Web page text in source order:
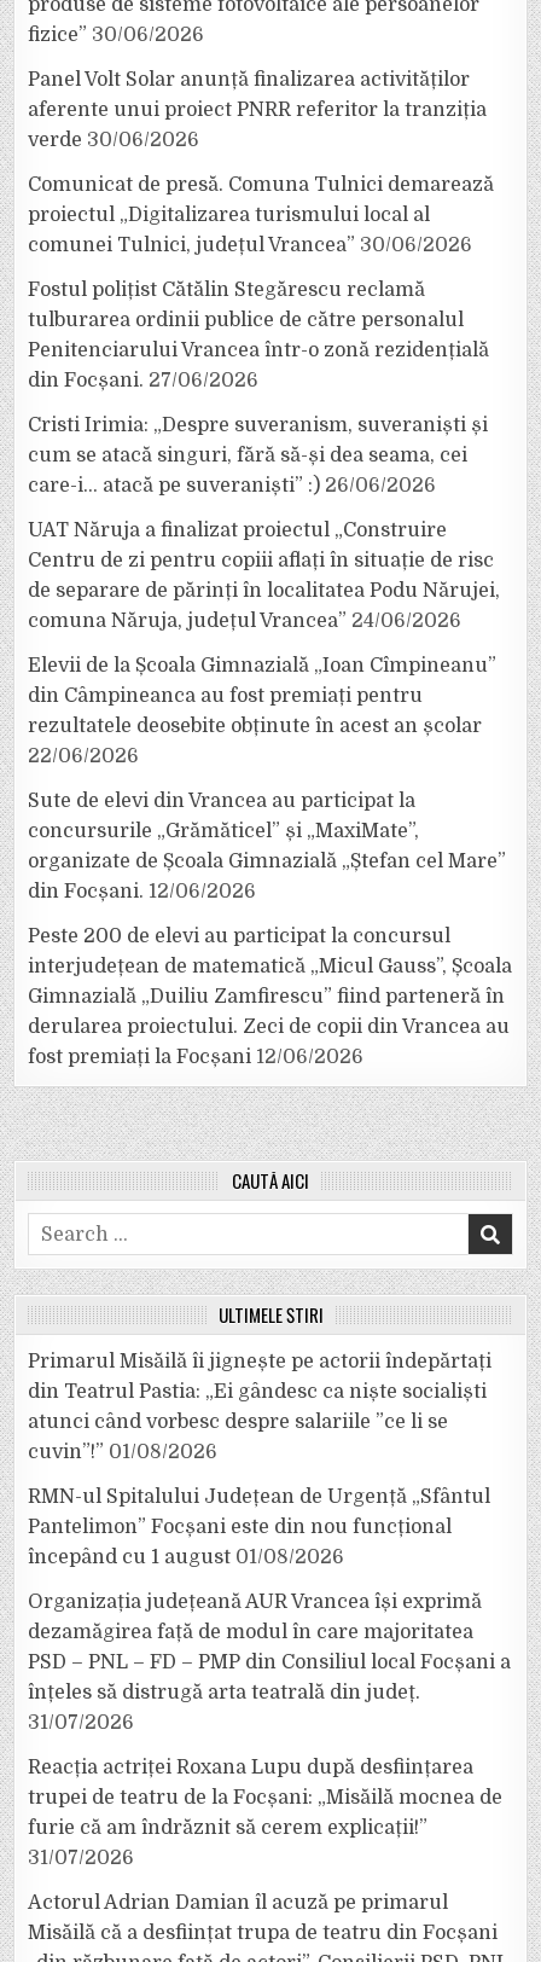
produse de sisteme fotovoltaice ale persoanelor
fizice” 30/06/2026
Panel Volt Solar anunță finalizarea activităților
aferente unui proiect PNRR referitor la tranziția
verde 30/06/2026
Comunicat de presă. Comuna Tulnici demarează
proiectul „Digitalizarea turismului local al
comunei Tulnici, județul Vrancea” 30/06/2026
Fostul polițist Cătălin Stegărescu reclamă
tulburarea ordinii publice de către personalul
Penitenciarului Vrancea într-o zonă rezidențială
din Focșani. 27/06/2026
Cristi Irimia: „Despre suveranism, suveraniști și
cum se atacă singuri, fără să-și dea seama, cei
care-i… atacă pe suveraniști” :) 26/06/2026
UAT Năruja a finalizat proiectul „Construire
Centru de zi pentru copiii aflați în situație de risc
de separare de părinți în localitatea Podu Nărujei,
comuna Năruja, județul Vrancea” 24/06/2026
Elevii de la Școala Gimnazială „Ioan Cîmpineanu”
din Câmpineanca au fost premiați pentru
rezultatele deosebite obținute în acest an școlar
22/06/2026
Sute de elevi din Vrancea au participat la
concursurile „Grămăticel” și „MaxiMate”,
organizate de Școala Gimnazială „Ștefan cel Mare”
din Focșani. 12/06/2026
Peste 200 de elevi au participat la concursul
interjudețean de matematică „Micul Gauss”, Școala
Gimnazială „Duiliu Zamfirescu” fiind parteneră în
derularea proiectului. Zeci de copii din Vrancea au
fost premiați la Focșani 12/06/2026
CAUTĂ AICI
Search
for:
ULTIMELE ȘTIRI
Primarul Misăilă îi jignește pe actorii îndepărtați
din Teatrul Pastia: „Ei gândesc ca niște socialiști
atunci când vorbesc despre salariile ”ce li se
cuvin”!” 01/08/2026
RMN-ul Spitalului Județean de Urgență „Sfântul
Pantelimon” Focșani este din nou funcțional
începând cu 1 august 01/08/2026
Organizația județeană AUR Vrancea își exprimă
dezamăgirea față de modul în care majoritatea
PSD – PNL – FD – PMP din Consiliul local Focșani a
înțeles să distrugă arta teatrală din județ.
31/07/2026
Reacția actriței Roxana Lupu după desființarea
trupei de teatru de la Focșani: „Misăilă mocnea de
furie că am îndrăznit să cerem explicații!”
31/07/2026
Actorul Adrian Damian îl acuză pe primarul
Misăilă că a desființat trupa de teatru din Focșani